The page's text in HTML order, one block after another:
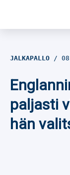
Jalkapallo
Yleisurheilu
JALKAPALLO
paljasti
hän